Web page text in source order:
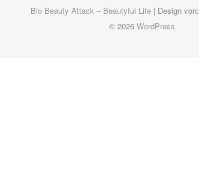
Bio Beauty Attack – Beautyful Life | Design von:
© 2026 WordPress